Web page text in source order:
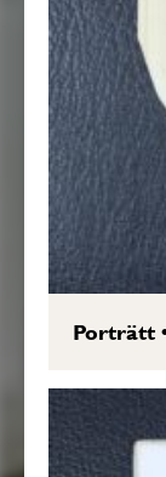
Porträtt